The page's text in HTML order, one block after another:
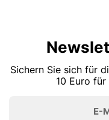
Sichern Sie sich für
10 Euro
E-